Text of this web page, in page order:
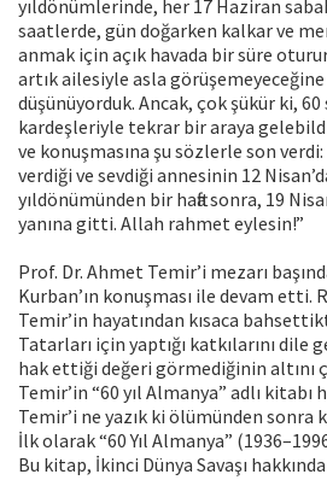
yıldönümlerinde, her 17 Haziran
saatlerde, gün doğarken kalkar ve
anmak için açık havada bir süre
artık ailesiyle asla
düşünüyorduk. Ancak, çok şükür ki,
kardeşleriyle tekrar bir araya
ve konuşmasına şu sözlerle son verdi:
verdiği ve sevdiği annesinin 12
yıldönümünden bir hafta sonra, 19
yanına gitti. Allah rahmet eylesin!”
Prof. Dr. Ahmet Temir’i mezarı
Kurban’ın konuşması ile devam etti.
Temir’in hayatından kısaca
Tatarları için yaptığı katkılarını dile
hak ettiği değeri görmediğinin altını
Temir’in “60 yıl Almanya” adlı kitabı
Temir’i ne yazık ki ölümünden sonra
İlk olarak “60 Yıl Almanya”
Bu kitap, İkinci Dünya Savaşı